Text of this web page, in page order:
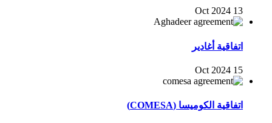
13 Oct 2024
اتفاقية أغادير
15 Oct 2024
اتفاقية الكوميسا (COMESA)